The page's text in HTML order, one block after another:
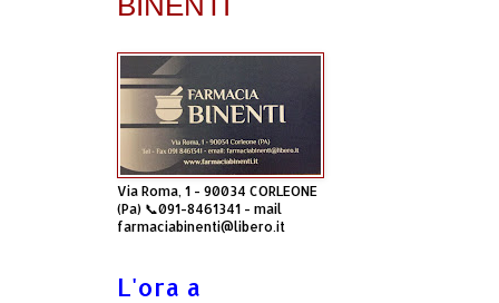
Via Roma, 1 - 90034 CORLEONE
(Pa) 📞091-8461341 - mail
farmaciabinenti@libero.it
L'ora a